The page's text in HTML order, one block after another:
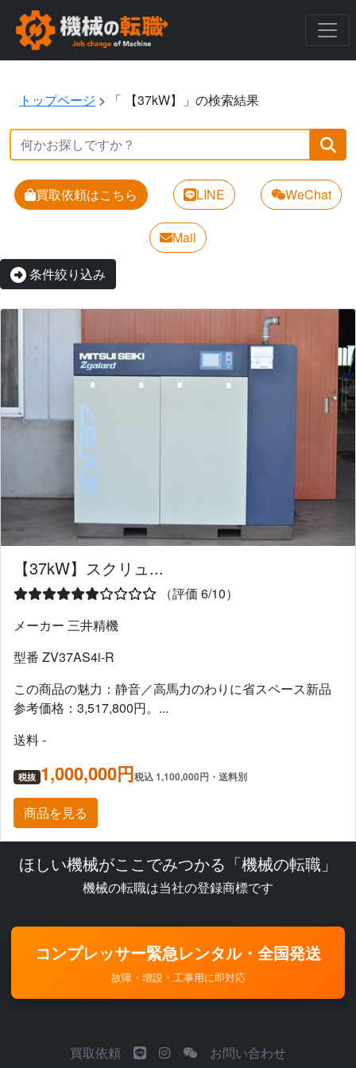
トップページ > 「 【37kW】」の検索結果
買取依頼はこちら LINE WeChat
Mail
条件絞り込み
【37kW】スクリュ...
（評価 6/10）
メーカー 三井精機
型番 ZV37AS4i-R
この商品の魅力：静音／高馬力のわりに省スペース新品
参考価格：3,517,800円。...
送料 -
税抜 1,000,000円税込 1,100,000円・送料別
商品を見る
ほしい機械がここでみつかる「機械の転職」
機械の転職は当社の登録商標です
コンプレッサー緊急レンタル・全国発送
故障・増設・工事用に即対応
買取依頼 お問い合わせ